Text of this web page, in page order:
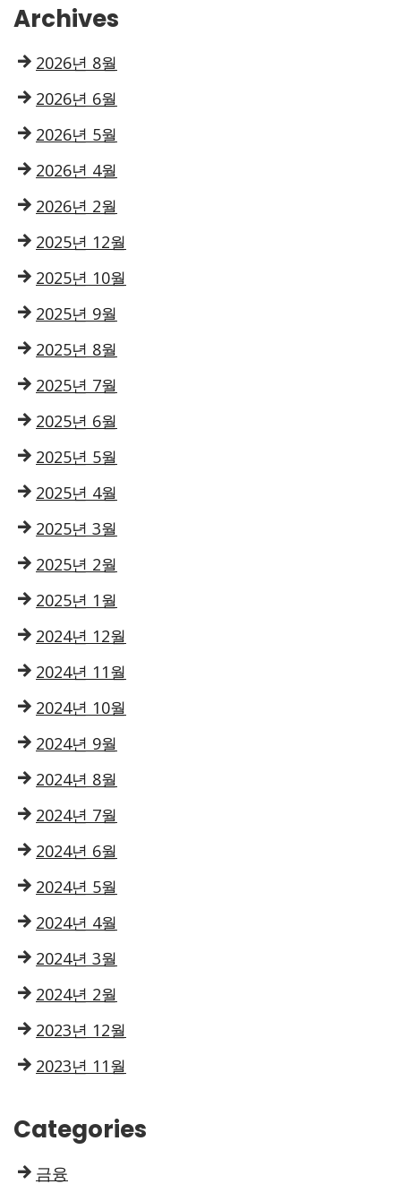
Archives
2026년 8월
2026년 6월
2026년 5월
2026년 4월
2026년 2월
2025년 12월
2025년 10월
2025년 9월
2025년 8월
2025년 7월
2025년 6월
2025년 5월
2025년 4월
2025년 3월
2025년 2월
2025년 1월
2024년 12월
2024년 11월
2024년 10월
2024년 9월
2024년 8월
2024년 7월
2024년 6월
2024년 5월
2024년 4월
2024년 3월
2024년 2월
2023년 12월
2023년 11월
Categories
금융